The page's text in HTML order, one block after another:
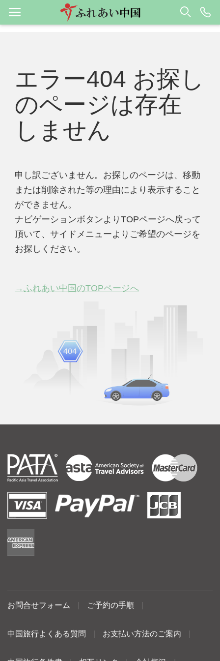
エラー404 お探し
のページは存在
しません
申し訳ございません。お探しのページは、移動
または削除された等の理由により表示すること
ができません。
ナビゲーションボタンよりTOPページへ戻って
頂いて、サイドメニューよりご希望のページを
お探しください。
→ふれあい中国のTOPページへ
お問合せフォーム ご予約の手順
中国旅行よくある質問 お支払い方法のご案内